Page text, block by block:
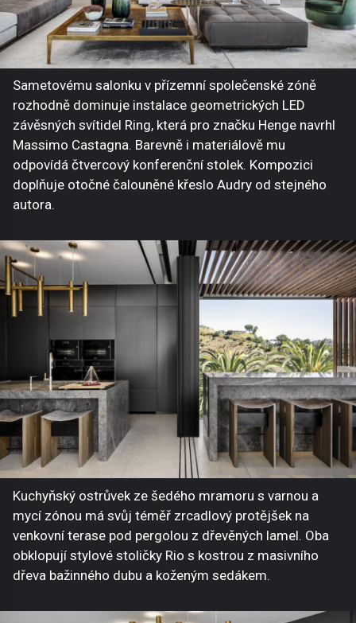
Sametovému salonku v přízemní společenské zóně
rozhodně dominuje instalace geometrických LED
závěsných svítidel Ring, která pro značku Henge navrhl
Massimo Castagna. Barevně i materiálově mu
odpovídá čtvercový konferenční stolek. Kompozici
doplňuje otočné čalouněné křeslo Audry od stejného
autora.
Kuchyňský ostrůvek ze šedého mramoru s varnou a
mycí zónou má svůj téměř zrcadlový protějšek na
venkovní terase pod pergolou z dřevěných lamel. Oba
obklopují stylové stoličky Rio s kostrou z masivního
dřeva bažinného dubu a koženým sedákem.